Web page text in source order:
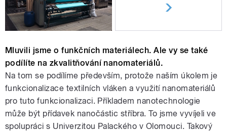
Mluvili jsme o funkčních materiálech. Ale vy se také
podílíte na zkvalitňování nanomateriálů.
Na tom se podílíme především, protože naším úkolem je
funkcionalizace textilních vláken a využití nanomateriálů
pro tuto funkcionalizaci. Příkladem nanotechnologie
může být přídavek nanočástic stříbra. To jsme vyvíjeli ve
spolupráci s Univerzitou Palackého v Olomouci. Takový